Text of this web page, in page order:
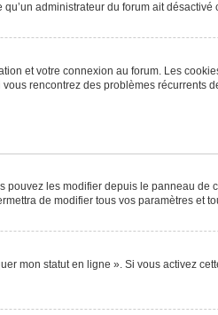
administrateur du forum ait désactivé
et votre connexion au forum. Les
rencontrez des problèmes récurrents
les modifier depuis le panneau de
de modifier tous vos paramètres et
mon statut en ligne ». Si vous activez